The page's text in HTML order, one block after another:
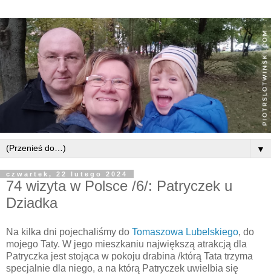
▼
czwartek, 22 lutego 2024
74 wizyta w Polsce /6/: Patryczek u
Dziadka
Na kilka dni pojechaliśmy do Tomaszowa Lubelskiego, do
mojego Taty. W jego mieszkaniu największą atrakcją dla
Patryczka jest stojąca w pokoju drabina /którą Tata trzyma
specjalnie dla niego, a na którą Patryczek uwielbia się